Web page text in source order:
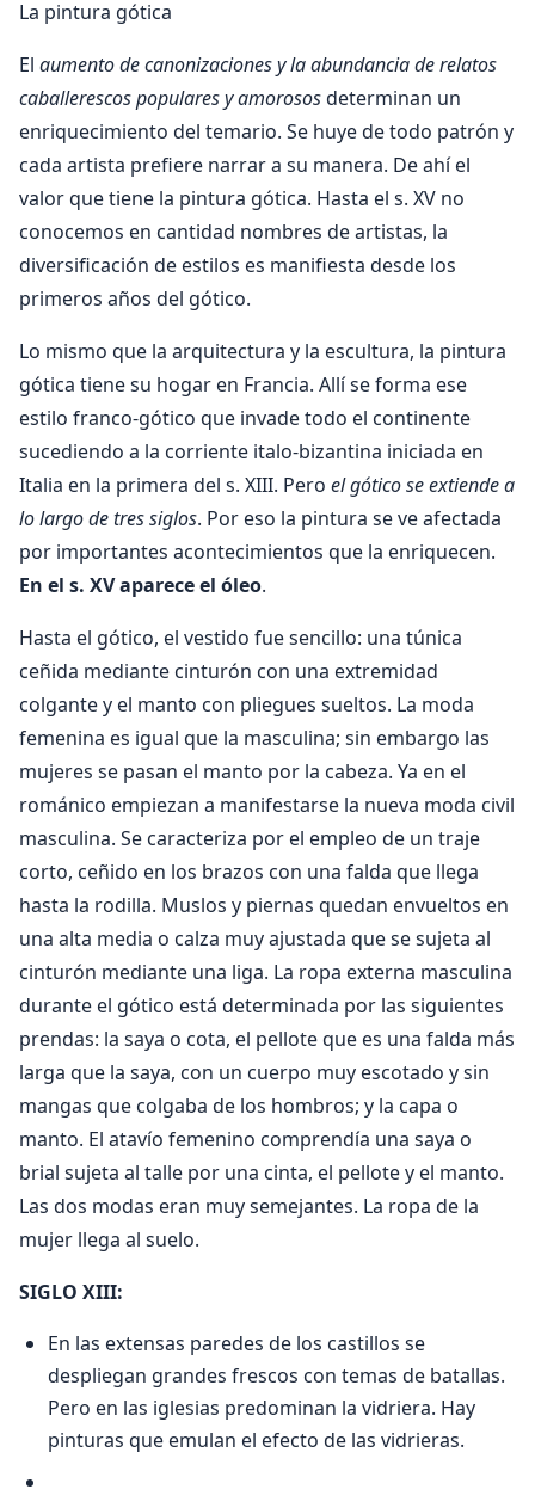
La pintura gótica
El aumento de canonizaciones y la abundancia de relatos
caballerescos populares y amorososdeterminan un
enriquecimiento del temario. Se huye de todo patrón y
cada artista prefiere narrar a su manera. De ahí el
valor que tiene la pintura gótica. Hasta el s. XV no
conocemos en cantidad nombres de artistas, la
diversificación de estilos es manifiesta desde los
primeros años del gótico.
Lo mismo que la arquitectura y la escultura, la pintura
gótica tiene su hogar en Francia. Allí se forma ese
estilo franco-gótico que invade todo el continente
sucediendo a la corriente italo-bizantina iniciada en
Italia en la primera del s. XIII. Pero el gótico se extiende a
lo largo de tres siglos. Por eso la pintura se ve afectada
por importantes acontecimientos que la enriquecen.
En el s. XV aparece el óleo.
Hasta el gótico, el vestido fue sencillo: una túnica
ceñida mediante cinturón con una extremidad
colgante y el manto con pliegues sueltos. La moda
femenina es igual que la masculina; sin embargo las
mujeres se pasan el manto por la cabeza. Ya en el
románico empiezan a manifestarse la nueva moda civil
masculina. Se caracteriza por el empleo de un traje
corto, ceñido en los brazos con una falda que llega
hasta la rodilla. Muslos y piernas quedan envueltos en
una alta media o calza muy ajustada que se sujeta al
cinturón mediante una liga. La ropa externa masculina
durante el gótico está determinada por las siguientes
prendas: la saya o cota, el pellote que es una falda más
larga que la saya, con un cuerpo muy escotado y sin
mangas que colgaba de los hombros; y la capa o
manto. El atavío femenino comprendía una saya o
brial sujeta al talle por una cinta, el pellote y el manto.
Las dos modas eran muy semejantes. La ropa de la
mujer llega al suelo.
SIGLO XIII:
En las extensas paredes de los castillos se
despliegan grandes frescos con temas de batallas.
Pero en las iglesias predominan la vidriera. Hay
pinturas que emulan el efecto de las vidrieras.